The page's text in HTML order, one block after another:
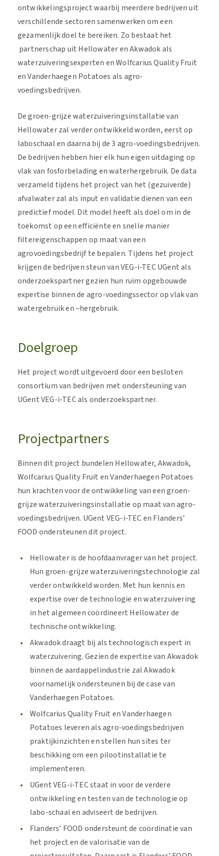
ontwikkelingsproject waarbij meerdere bedrijven uit
verschillende sectoren samenwerken om een
gezamenlijk doel te bereiken. Zo bestaat het
partnerschap uit Hellowater en Akwadok als
waterzuiveringsexperten en Wolfcarius Quality Fruit
en Vanderhaegen Potatoes als agro-
voedingsbedrijven.
De groen-grijze waterzuiveringsinstallatie van
Hellowater zal verder ontwikkeld worden, eerst op
laboschaal en daarna bij de 3 agro-voedingsbedrijven.
De bedrijven hebben hier elk hun eigen uitdaging op
vlak van fosforbelading en waterhergebruik. De data
verzameld tijdens het project van het (gezuiverde)
afvalwater zal als input en validatie dienen van een
predictief model. Dit model heeft als doel om in de
toekomst op een efficiënte en snelle manier
filtereigenschappen op maat van een
agrovoedingsbedrijf te bepalen. Tijdens het project
krijgen de bedrijven steun van VEG-i-TEC UGent als
onderzoekspartner gezien hun ruim opgebouwde
expertise binnen de agro-voedingssector op vlak van
watergebruik en –hergebruik.
Doelgroep
Het project wordt uitgevoerd door een besloten
consortium van bedrijven met ondersteuning van
UGent VEG-i-TEC als onderzoekspartner.
Projectpartners
Binnen dit project bundelen Hellowater, Akwadok,
Wolfcarius Quality Fruit en Vanderhaegen Potatoes
hun krachten voor de ontwikkeling van een groen-
grijze waterzuiveringsinstallatie op maat van agro-
voedingsbedrijven. UGent VEG-i-TEC en Flanders’
FOOD ondersteunen dit project.
Hellowateris de hoofdaanvrager van het project.
Hun groen-grijze waterzuiveringstechnologie zal
verder ontwikkeld worden. Met hun kennis en
expertise over de technologie en waterzuivering
in het algemeen coördineert Hellowater de
technische ontwikkeling.
Akwadok draagt bij als technologisch expert in
waterzuivering. Gezien de expertise van Akwadok
binnen de aardappelindustrie zal Akwadok
voornamelijk ondersteunen bij de case van
Vanderhaegen Potatoes.
Wolfcarius Quality Fruit en Vanderhaegen
Potatoes leverenals agro-voedingsbedrijven
praktijkinzichten enstellen hun sites ter
beschikkingom een pilootinstallatie te
implementeren.
UGent VEG-i-TEC staat in voor de verdere
ontwikkeling en testenvan de technologie op
labo-schaal en adviseert de bedrijven.
Flanders’ FOOD ondersteunt de coördinatie van
het project en de valorisatie van de